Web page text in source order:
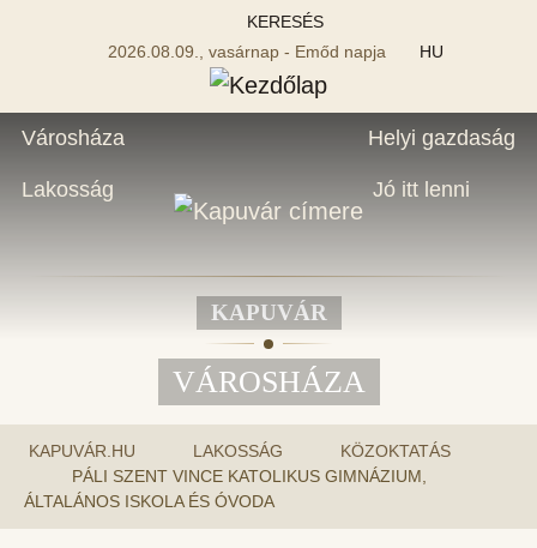
KERESÉS
2026.08.09., vasárnap - Emőd napja
HU
Városháza
Lakosság
Helyi gazdaság
Jó itt lenni
KAPUVÁR
VÁROSHÁZA
KAPUVÁR.HU LAKOSSÁG
KÖZOKTATÁS
PÁLI SZENT VINCE KATOLIKUS GIMNÁZIUM,
ÁLTALÁNOS ISKOLA ÉS ÓVODA